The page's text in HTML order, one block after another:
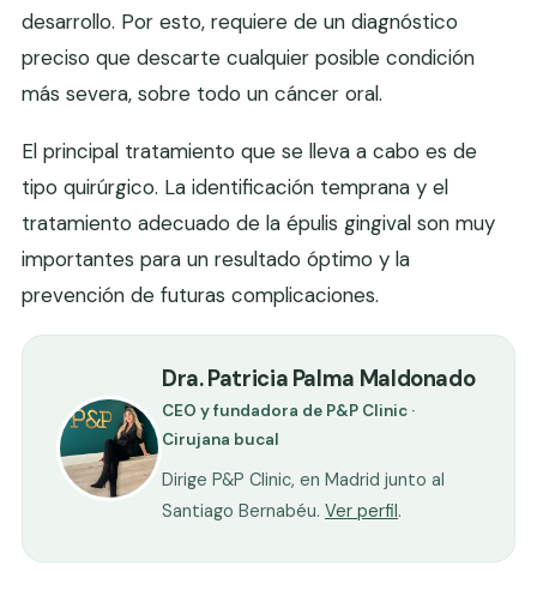
desarrollo. Por esto, requiere de un diagnóstico
preciso que descarte cualquier posible condición
más severa, sobre todo un cáncer oral.
El principal tratamiento que se lleva a cabo es de
tipo quirúrgico. La identificación temprana y el
tratamiento adecuado de la épulis gingival son muy
importantes para un resultado óptimo y la
prevención de futuras complicaciones.
Dra. Patricia Palma Maldonado
CEO y fundadora de P&P Clinic ·
Cirujana bucal
Dirige P&P Clinic, en Madrid junto al
Santiago Bernabéu. Ver perfil.